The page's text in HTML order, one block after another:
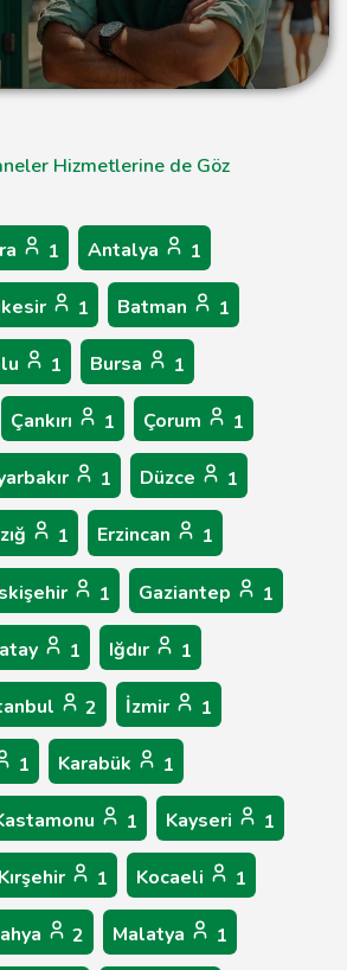
Hizmetlerine de Göz
1 Antalya 1
1 Batman 1
1 Bursa 1
Çankırı 1 Çorum 1
1 Düzce 1
1 Erzincan 1
1 Gaziantep 1
1 Iğdır 1
2 İzmir 1
1 Karabük 1
1 Kayseri 1
Kırşehir 1 Kocaeli 1
2 Malatya 1